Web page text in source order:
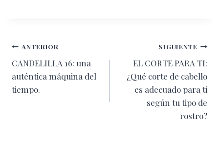
Navegación
de
entradas
ANTERIOR
CANDELILLA 16: una
auténtica máquina del
tiempo.
SIGUIENTE
EL CORTE PARA TI:
¿Qué corte de cabello
es adecuado para ti
según tu tipo de
rostro?